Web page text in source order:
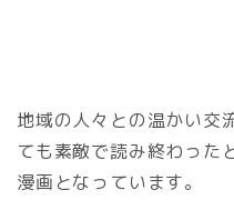
地域の人々との温かい交
ても素敵で読み終わった
漫画となっています。